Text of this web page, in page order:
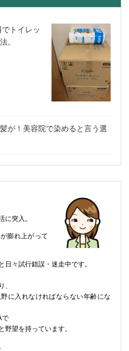
トイレッ
。
が！美容院で染めると言う選
に突入。
膨れ上がって
日々試行錯誤・迷走中です。
、
に入れなければならない年齢にな
で
野望を持っています。